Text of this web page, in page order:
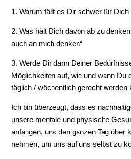
1. Warum fällt es Dir schwer für Dich
2. Was hält Dich davon ab zu
auch an mich denken“
3. Werde Dir dann Deiner
Möglichkeiten auf, wie und wann Du
täglich / wöchentlich gerecht werden
Ich bin überzeugt, dass es
unsere mentale und physische
anfangen, uns den ganzen Tag über
nehmen, um uns auf uns selbst zu